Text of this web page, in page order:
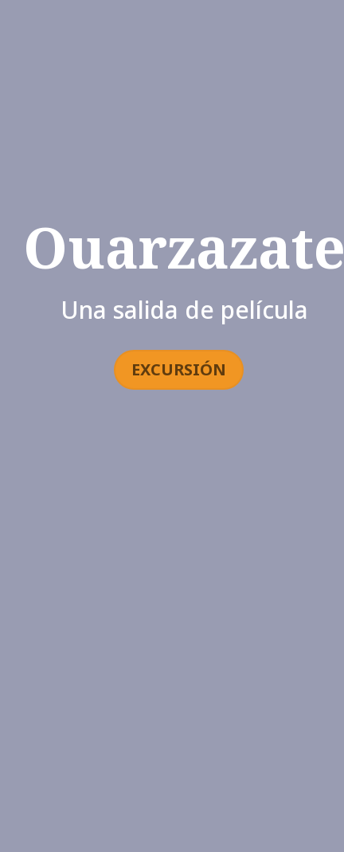
Ouarzazate
Una salida de película
EXCURSIÓN